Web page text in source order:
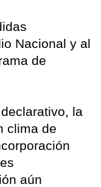
Nacional y al
de
la
clima de
aún